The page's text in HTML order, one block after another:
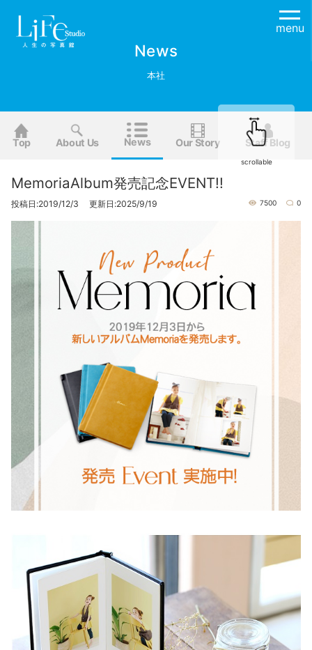
menu
News
本社
Top About Us News Our Story Staff Blog
MemoriaAlbum発売記念EVENT!!
投稿日:2019/12/3 更新日:2025/9/19 7500 0